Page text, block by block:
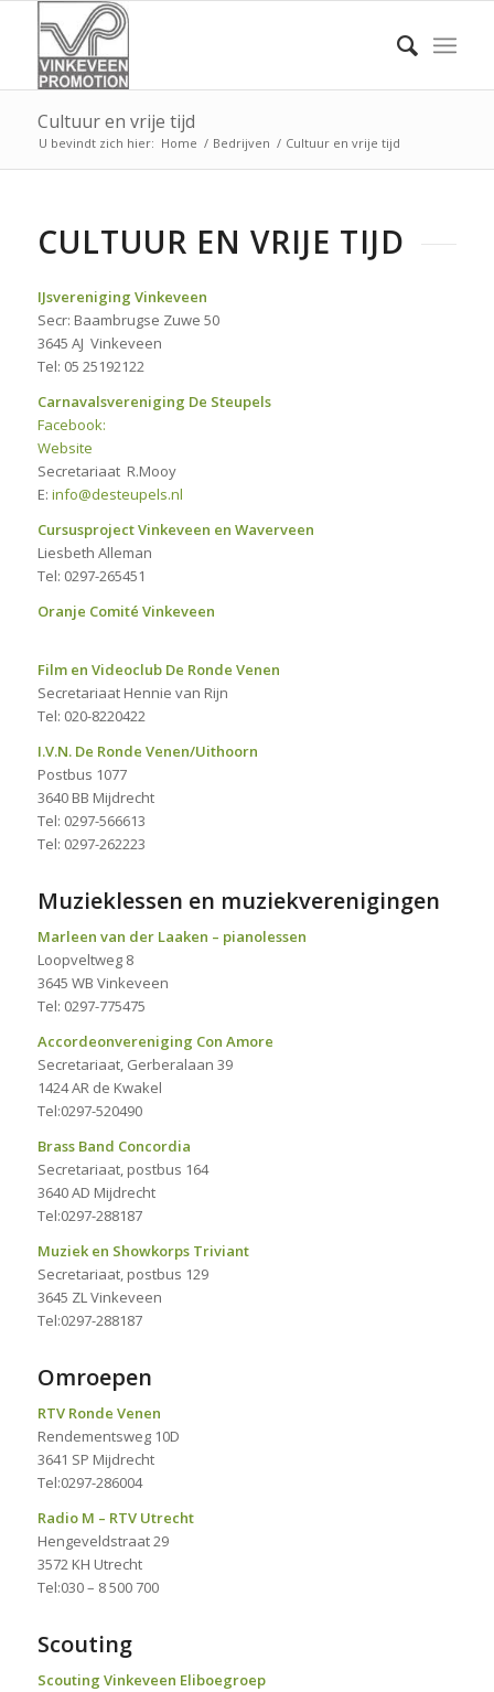
Cultuur en vrije tijd
U bevindt zich hier: Home / Bedrijven / Cultuur en vrije tijd
CULTUUR EN VRIJE TIJD
IJsvereniging Vinkeveen
Secr: Baambrugse Zuwe 50
3645 AJ Vinkeveen
Tel: 05 25192122
Carnavalsvereniging De Steupels
Facebook:
Website
Secretariaat R.Mooy
E: info@desteupels.nl
Cursusproject Vinkeveen en Waverveen
Liesbeth Alleman
Tel: 0297-265451
Oranje Comité Vinkeveen
Film en Videoclub De Ronde Venen
Secretariaat Hennie van Rijn
Tel: 020-8220422
I.V.N. De Ronde Venen/Uithoorn
Postbus 1077
3640 BB Mijdrecht
Tel: 0297-566613
Tel: 0297-262223
Muzieklessen en muziekverenigingen
Marleen van der Laaken – pianolessen
Loopveltweg 8
3645 WB Vinkeveen
Tel: 0297-775475
Accordeonvereniging Con Amore
Secretariaat, Gerberalaan 39
1424 AR de Kwakel
Tel:0297-520490
Brass Band Concordia
Secretariaat, postbus 164
3640 AD Mijdrecht
Tel:0297-288187
Muziek en Showkorps Triviant
Secretariaat, postbus 129
3645 ZL Vinkeveen
Tel:0297-288187
Omroepen
RTV Ronde Venen
Rendementsweg 10D
3641 SP Mijdrecht
Tel:0297-286004
Radio M – RTV Utrecht
Hengeveldstraat 29
3572 KH Utrecht
Tel:030 – 8 500 700
Scouting
Scouting Vinkeveen Eliboegroep